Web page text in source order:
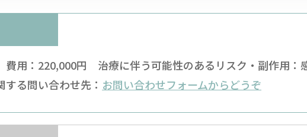
用：220,000円 治療に伴う可能性のあるリスク・副作用：
る問い合わせ先： お問い合わせフォームからどうぞ